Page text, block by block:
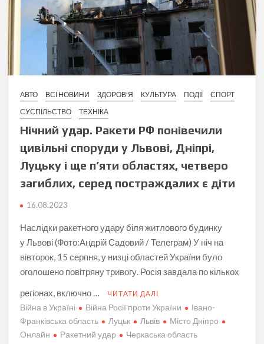
АВТО ВСІ НОВИНИ ЗДОРОВ'Я КУЛЬТУРА ПОДІЇ
СПОРТ
СУСПІЛЬСТВО
ТЕХНІКА
Нічний удар. Ракети РФ понівечили
цивільні споруди у Львові, Дніпрі,
Луцьку і ще п’яти областях, четверо
загиблих, серед постраждалих є діти
16.08.2023
Наслідки ракетного удару біля житлового будинку
у Львові (Фото:Андрій Садовий / Телеграм) У ніч на
вівторок, 15 серпня, у низці областей України було
оголошено повітряну тривогу. Росія завдала по кількох
регіонах, включно …
ЧИТАТИ ДАЛІ
Війна в Україні Війна Росії проти України
Івано-
Франківська область
Луцьк Львів
Місто Дніпро
Онлайн
Ракетний удар Черкаська область